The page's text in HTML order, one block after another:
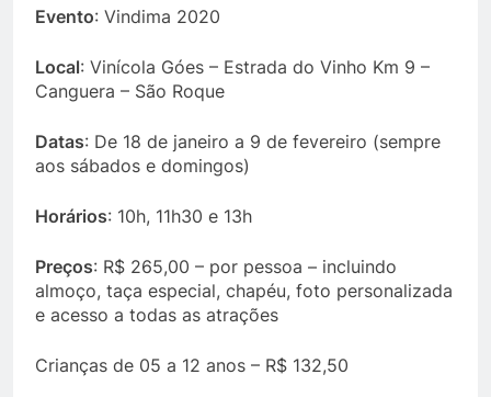
Evento: Vindima 2020
Local: Vinícola Góes – Estrada do Vinho Km 9 –
Canguera – São Roque
Datas: De 18 de janeiro a 9 de fevereiro (sempre
aos sábados e domingos)
Horários: 10h, 11h30 e 13h
Preços: R$ 265,00 – por pessoa – incluindo
almoço, taça especial, chapéu, foto personalizada
e acesso a todas as atrações
Crianças de 05 a 12 anos – R$ 132,50